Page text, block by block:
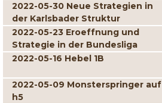
2022-05-30 Neue Strategien in
der Karlsbader Struktur
2022-05-23 Eroeffnung und
Strategie in der Bundesliga
2022-05-16 Hebel 1B
2022-05-09 Monsterspringer auf
h5